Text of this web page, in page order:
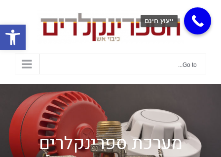
Go to...
מערכת ספרינקלרים
ייעוץ חינם